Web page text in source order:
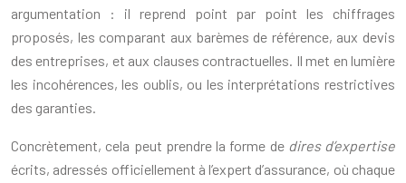
argumentation : il reprend point par point les chiffrages
proposés, les comparant aux barèmes de référence, aux devis
des entreprises, et aux clauses contractuelles. Il met en lumière
les incohérences, les oublis, ou les interprétations restrictives
des garanties.
Concrètement, cela peut prendre la forme de dires d’expertise
écrits, adressés officiellement à l’expert d’assurance, où chaque